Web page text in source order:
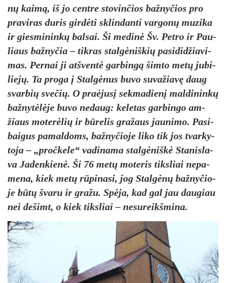
nų kai­mą, iš jo cent­re sto­vin­čios baž­ny­čios pro
pra­vi­ras du­ris gir­dė­ti sklin­dan­ti var­go­nų mu­zi­ka
ir gies­mi­nin­kų bal­sai. Ši me­di­nė Šv. Pet­ro ir Pau­
liaus baž­ny­čia – tik­ras stal­gė­niš­kių pa­si­di­džia­vi­
mas. Per­nai ji at­šven­tė gar­bin­gą šim­to me­tų ju­bi­
lie­jų. Ta pro­ga į Stal­gė­nus bu­vo su­va­žia­vę daug
svar­bių sve­čių. O praė­ju­sį sek­ma­die­nį mal­di­nin­kų
baž­ny­tė­lė­je bu­vo ne­daug: ke­le­tas gar­bin­go am­
žiaus mo­te­rė­lių ir bū­re­lis gra­žaus jau­ni­mo. Pa­si­
bai­gus pa­mal­doms, baž­ny­čio­je li­ko tik jos tvar­ky­
to­ja – „pro­čke­le“ va­di­na­ma stal­gė­niš­kė Sta­nis­la­
va Ja­den­kie­nė. Ši 76 me­tų mo­te­ris tiks­liai ne­pa­
me­na, kiek me­tų rū­pi­na­si, jog Stal­gė­nų baž­ny­čio­
je bū­tų šva­ru ir gra­žu. Spė­ja, kad gal jau dau­giau
nei de­šimt, o kiek tiks­liai – ne­su­reikš­mi­na.